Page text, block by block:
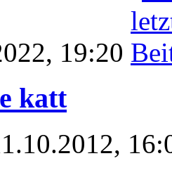
19:20
katt